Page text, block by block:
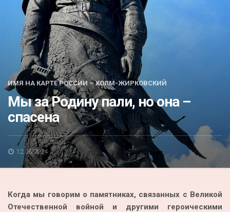
Неожиданный ракурс
Контакты
Люди родного края
Акция
К 70-летию районного Дома культуры
Конкурс
Люди родного края
Национальные проекты
Память
Перепись — 2020
ИМЯ НА КАРТЕ РОССИИ – ХОЛМ-ЖИРКОВСКИЙ
Мы за Родину пали, но она –
спасена
12.06.2024
Когда мы говорим о памятниках, связанных с Великой
Отечественной войной и другими героическими